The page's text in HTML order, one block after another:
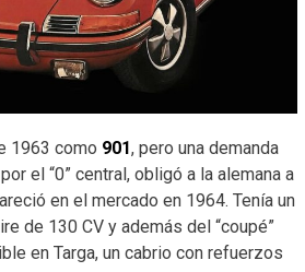
1963 como 901, pero una demanda
el “0” central, obligó a la alemana a
en el mercado en 1964. Tenía un
de 130 CV y además del “coupé”
en Targa, un cabrio con refuerzos